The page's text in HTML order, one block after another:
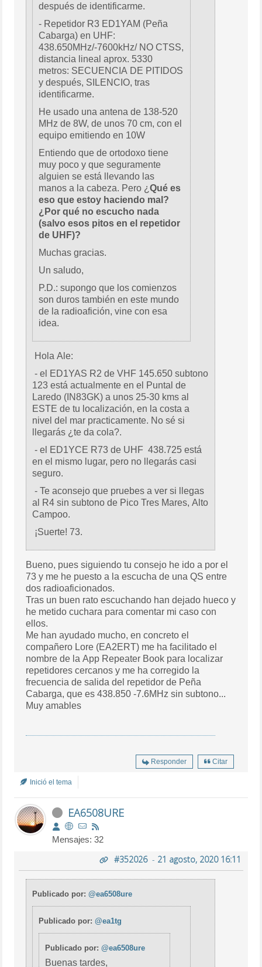
después de identificarme.
- Repetidor R3 ED1YAM (Peña
Cabarga) en UHF:
438.650MHz/-7600kHz/ NO CTSS,
distancia lineal aprox. 5330
metros: SECUENCIA DE PITIDOS
y después, SILENCIO, tras
identificarme.
He usado una antena de 138-520
MHz de 8W, de unos 70 cm, con el
equipo emitiendo en 10W
Entiendo que de ortodoxo tiene
muy poco y que seguramente
alguien se está llevando las
manos a la cabeza. Pero ¿Qué es
eso que estoy haciendo mal?
¿Por qué no escucho nada
(salvo esos pitos en el repetidor
de UHF)?
Muchas gracias.
Un saludo,
P.D.: supongo que los comienzos
son duros también en este mundo
de la radioafición, vine con esa
idea.
Hola Ale:
- el ED1YAS R2 de VHF 145.650 subtono
123 está actualmente en el Puntal de
Laredo (IN83GK) a unos 25-30 kms al
ESTE de tu localización, en la costa a
nivel del mar practicamente. No sé si
llegarás ¿te da cola?.
- el ED1YCE R73 de UHF 438.725 está
en el mismo lugar, pero no llegarás casi
seguro.
- Te aconsejo que pruebes a ver si llegas
al R4 sin subtono de Pico Tres Mares, Alto
Campoo.
¡Suerte! 73.
Bueno, pues siguiendo tu consejo he ido a por el
73 y me he puesto a la escucha de una QS entre
dos radioaficionados.
Tras un buen rato escuchando han dejado hueco y
he metido cuchara para comentar mi caso con
ellos.
Me han ayudado mucho, en concreto el
compañero Lore (EA2ERT) me ha facilitado el
nombre de la App Repeater Book para localizar
repetidores cercanos y me ha corregido la
frecuencia de salida del repetidor de Peña
Cabarga, que es 438.850 -7.6MHz sin subtono...
Muy amables
Responder Citar
Inició el tema
EA6508URE
Mensajes: 32
#352026- 21 agosto, 2020 16:11
Publicado por:@ea6508ure
Publicado por:@ea1tg
Publicado por:@ea6508ure
Buenas tardes,